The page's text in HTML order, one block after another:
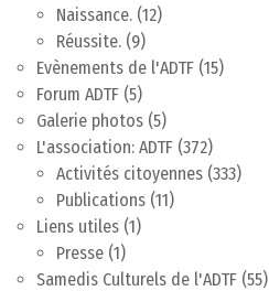
Naissance. (12)
Réussite. (9)
Evènements de l'ADTF (15)
Forum ADTF (5)
Galerie photos (5)
L'association: ADTF (372)
Activités citoyennes (333)
Publications (11)
Liens utiles (1)
Presse (1)
Samedis Culturels de l'ADTF (55)